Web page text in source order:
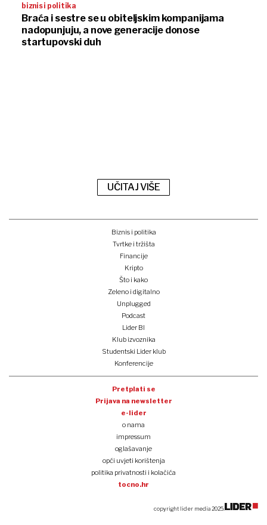
biznis i politika
Braća i sestre se u obiteljskim kompanijama
nadopunjuju, a nove generacije donose
startupovski duh
UČITAJ VIŠE
Biznis i politika
Tvrtke i tržišta
Financije
Kripto
Što i kako
Zeleno i digitalno
Unplugged
Podcast
Lider BI
Klub izvoznika
Studentski Lider klub
Konferencije
Pretplati se
Prijava na newsletter
e-lider
o nama
impressum
oglašavanje
opći uvjeti korištenja
politika privatnosti i kolačića
tocno.hr
copyright lider media 2025.